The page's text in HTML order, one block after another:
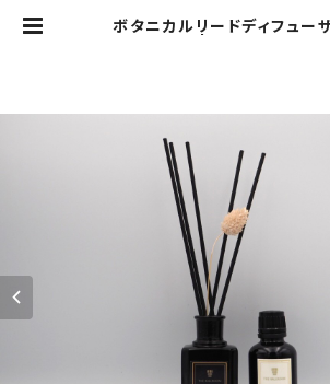
ボタニカルリードディフュー